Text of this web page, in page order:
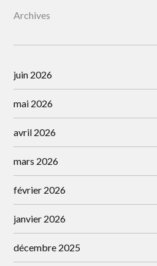
Archives
juin 2026
mai 2026
avril 2026
mars 2026
février 2026
janvier 2026
décembre 2025